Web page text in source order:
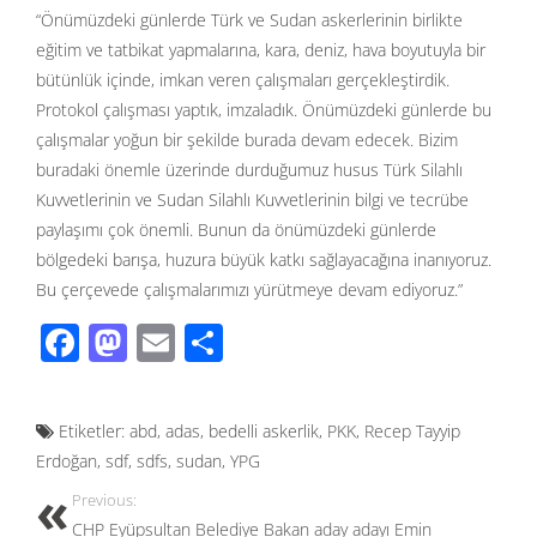
“Önümüzdeki günlerde Türk ve Sudan askerlerinin birlikte
eğitim ve tatbikat yapmalarına, kara, deniz, hava boyutuyla bir
bütünlük içinde, imkan veren çalışmaları gerçekleştirdik.
Protokol çalışması yaptık, imzaladık. Önümüzdeki günlerde bu
çalışmalar yoğun bir şekilde burada devam edecek. Bizim
buradaki önemle üzerinde durduğumuz husus Türk Silahlı
Kuvvetlerinin ve Sudan Silahlı Kuvvetlerinin bilgi ve tecrübe
paylaşımı çok önemli. Bunun da önümüzdeki günlerde
bölgedeki barışa, huzura büyük katkı sağlayacağına inanıyoruz.
Bu çerçevede çalışmalarımızı yürütmeye devam ediyoruz.”
F
e
b
o
M
to
d
o
E
ail ar
e
Etiketler: abd, adas, bedelli askerlik, PKK, Recep Tayyip
Erdoğan, sdf, sdfs, sudan, YPG
Previous:
CHP Eyüpsultan Belediye Bakan aday adayı Emin